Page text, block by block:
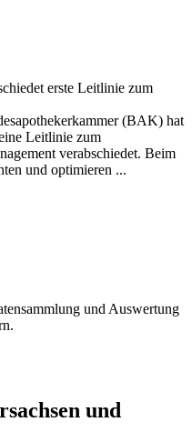
erste Leitlinie zum
(BAK) hat
Leitlinie zum
verabschiedet. Beim
und optimieren ...
und Auswertung
und